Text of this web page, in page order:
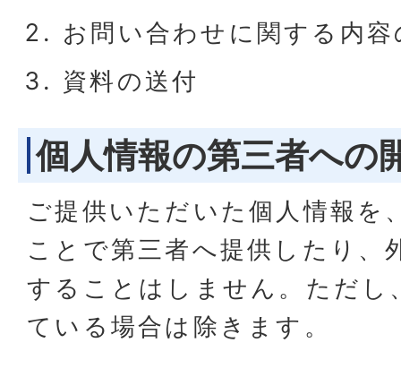
お問い合わせに関する内容
資料の送付
個人情報の第三者への
ご提供いただいた個人情報を
ことで第三者へ提供したり、
することはしません。ただし
ている場合は除きます。